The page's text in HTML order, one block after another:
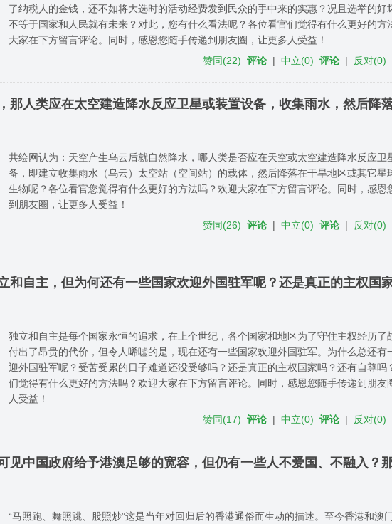
了纳税人的金钱，还不如将大选时的活动经费发到民众的手中来的实惠？况且选举的好
不等于国家和人民就有未来？对此，您有什么看法呢？各位看官们觉得有什么更好的方
大家在下方留言评论。同时，感恩您随手传递到朋友圈，让更多人受益！
赞同(22) 评论 |中立(0) 评论 | 反对(0)
那人类应在太空建造降水反应卫星或装置设备，收集雨水，然后降
共绘网认为：天空产生乌云后就自然降水，哪人类是否应在天空或太空建造降水反应卫
备，即建立收集雨水（乌云）​太空站（空间站）的载体，然后降落在干旱地区或其它星
生物呢？各位看官您觉得有什么更好的方法吗？欢迎大家在下方留言评论。同时，感恩
到朋友圈，让更多人受益！
赞同(26) 评论 |中立(0) 评论 | 反对(0)
和自主，但为何还有一些国家欢迎外国驻军呢？还是真正的主权国
独立和自主是每个国家永恒的追求，在上个世纪，各个国家和地区为了守住主权经历了
付出了昂贵的代价，但令人唏嘘的是，现在还有一些国家欢迎外国驻军。为什么总还有
迎外国驻军呢？受苦受累的日子难道还没受够吗？还是真正的主权国家吗？还有自尊吗
们觉得有什么更好的方法吗？欢迎大家在下方留言评论。同时，感恩您随手传递到朋友
人受益！
赞同(17) 评论 |中立(0) 评论 | 反对(0)
见中国政府给予港澳足够的宽容，但仍有一些人不爱国、不融入？
“马照跑、舞照跳、股照炒”这是当年对回归后的香港通俗而生动的描述。至今香港和澳